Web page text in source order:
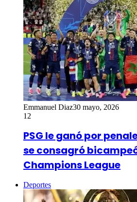
Emmanuel Diaz30 mayo, 2026
12
PSG le ganó por
se consagró
Champions League
Deportes